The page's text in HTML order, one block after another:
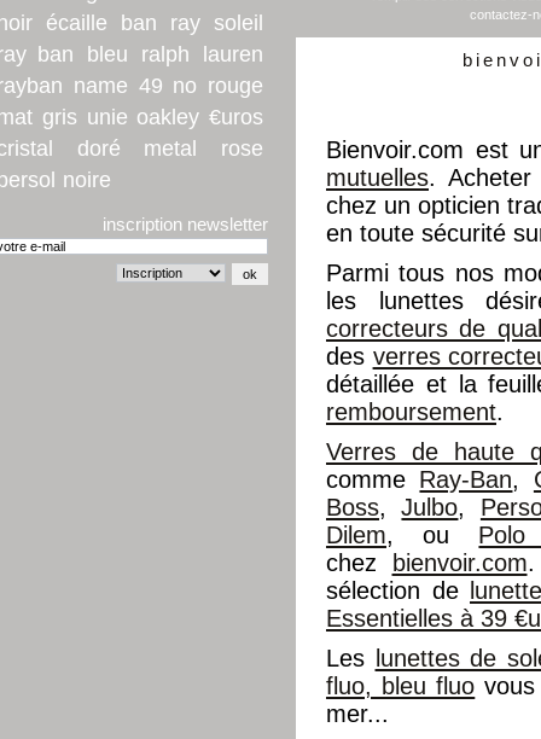
écaille ban ray soleil
ban
bleu ralph
lauren
name 49 no rouge
gris unie oakley €uros
doré metal
rose
noire
inscription newsletter
contactez-
Bienvoir.com est
mutuelles.
chez un opticien
en toute sécurité
Parmi tous nos
les lunettes
correcteurs de
des verres
détaillée et la
remboursement.
Verres de haute
comme Ray-Ban,
Boss,Julbo,
Dilem, ou
chez
bienvoir.com
sélection de
Essentielles à 39
Les
lunettes de
fluo, bleu fluo
mer...